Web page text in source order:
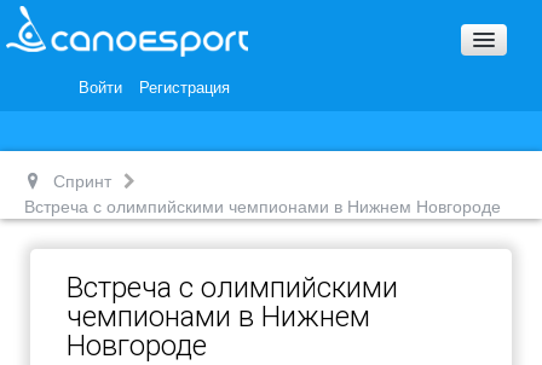
Войти Регистрация
Награды и Благодарности
Спринт
Встреча с олимпийскими чемпионами в Нижнем Новгороде
Встреча с олимпийскими
чемпионами в Нижнем
Новгороде